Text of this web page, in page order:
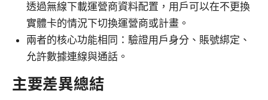
透過無線下載運營商資料配置，用戶可以在不更換
實體卡的情況下切換運營商或計畫。
兩者的核心功能相同：驗證用戶身分、賬號綁定、
允許數據連線與通話。
主要差異總結